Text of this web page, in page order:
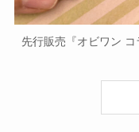
先行販売『オビワン